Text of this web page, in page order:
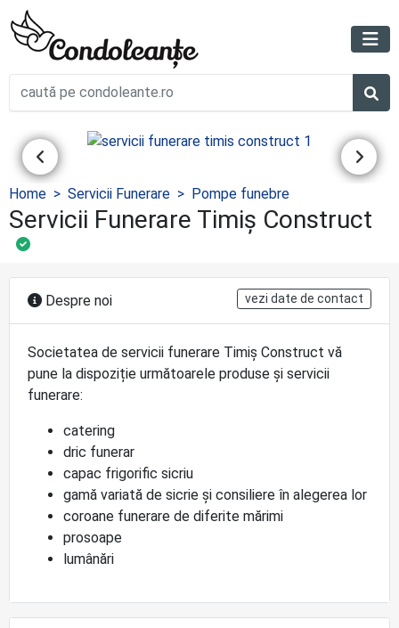
Home Servicii Funerare Pompe funebre
Servicii Funerare Timiș Construct
Despre noi vezi date de contact
Societatea de servicii funerare Timiș Construct vă
pune la dispoziție următoarele produse și servicii
funerare:
catering
dric funerar
capac frigorific sicriu
gamă variată de sicrie și consiliere în alegerea lor
coroane funerare de diferite mărimi
prosoape
lumânări